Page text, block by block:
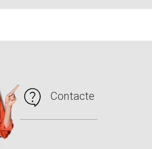
Contacte